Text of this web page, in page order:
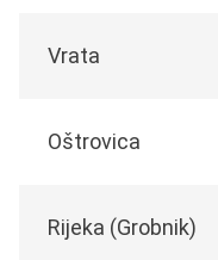
Vrata
Oštrovica
Rijeka (Grobnik)